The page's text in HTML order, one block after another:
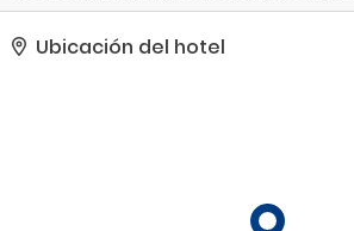
Encontrarás también conexión a Internet wifi
conserjería y servicio de celebración de bodas..
vuelta) previa petición y aparcamiento sin
Ubicación del hotel